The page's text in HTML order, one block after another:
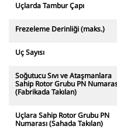
Uçlarda Tambur Çapı
Frezeleme Derinliği (maks.)
Uç Sayısı
Soğutucu Sıvı ve Ataşmanlara
Sahip Rotor Grubu PN
(Fabrikada Takılan)
Uçlara Sahip Rotor Grubu PN
Numarası (Sahada Takılan)